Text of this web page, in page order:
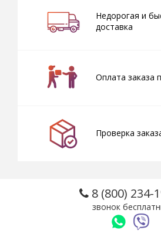
Недорогая и
доставка
Оплата заказа
Проверка
8 (800) 234-
звонок